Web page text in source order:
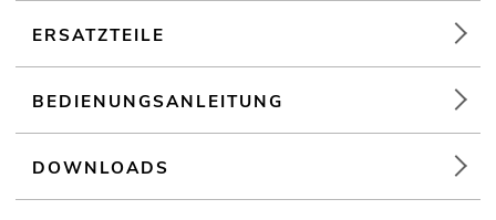
ERSATZTEILE
BEDIENUNGSANLEITUNG
DOWNLOADS